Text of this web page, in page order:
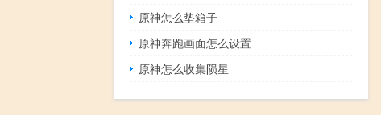
原神怎么垫箱子
原神奔跑画面怎么设置
原神怎么收集陨星